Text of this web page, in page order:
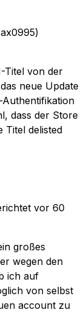
Titel von der
neue Update
dass der Store
Titel delisted
vor 60
großes
wegen den
ich auf
von selbst
account zu